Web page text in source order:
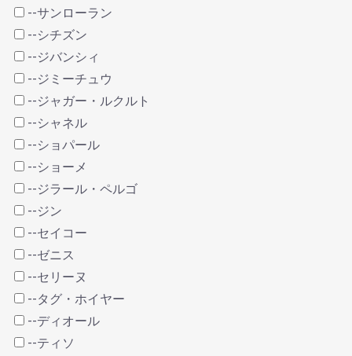
--サンローラン
--シチズン
--ジバンシィ
--ジミーチュウ
--ジャガー・ルクルト
--シャネル
--ショパール
--ショーメ
--ジラール・ペルゴ
--ジン
--セイコー
--ゼニス
--セリーヌ
--タグ・ホイヤー
--ディオール
--ティソ